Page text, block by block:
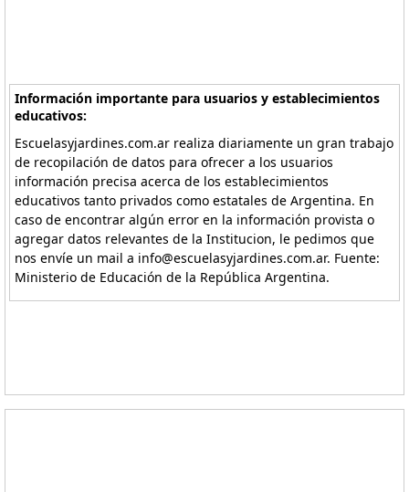
Información importante para usuarios y establecimientos
educativos:
Escuelasyjardines.com.ar realiza diariamente un gran trabajo
de recopilación de datos para ofrecer a los usuarios
información precisa acerca de los establecimientos
educativos tanto privados como estatales de Argentina. En
caso de encontrar algún error en la información provista o
agregar datos relevantes de la Institucion, le pedimos que
nos envíe un mail a info@escuelasyjardines.com.ar. Fuente:
Ministerio de Educación de la República Argentina.